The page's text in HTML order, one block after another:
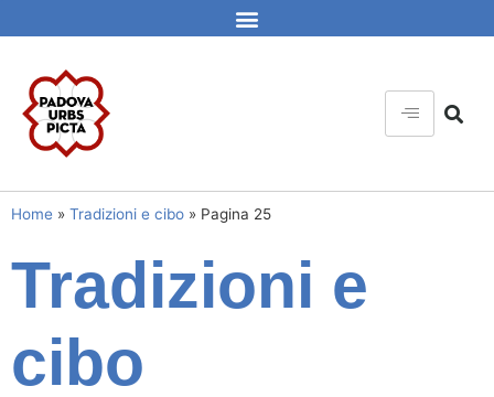
Home » Tradizioni e cibo » Pagina 25
Tradizioni e
cibo